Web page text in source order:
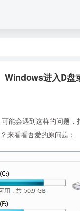
Windows进入D盘
能会遇到这样的问题
来看看吾爱的原问题：